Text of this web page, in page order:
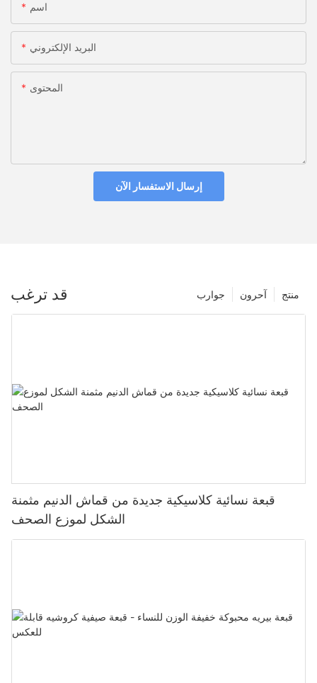
اسم
البريد الإلكتروني
المحتوى
إرسال الاستفسار الآن
قد ترغب منتج آحرون جوارب
قبعة نسائية كلاسيكية جديدة من قماش الدنيم مثمنة
الشكل لموزع الصحف